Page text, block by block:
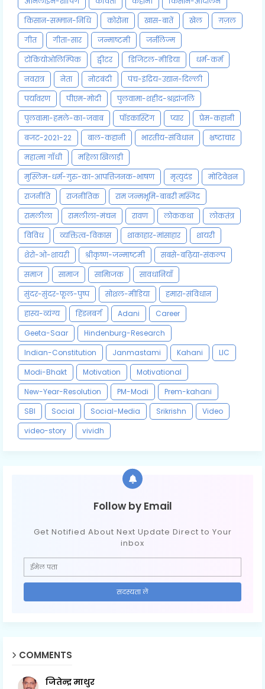
किसान-सम्मान-निधि
कोरोना खास-बातें खेल
ग़ज़ल
गीत
गीता-सार जन्माष्टमी
जर्नलिज्म
टोकियोओलिम्पिक
ट्वीटर डिजिटल-मीडिया
धर्म-कर्म
नवरात्र
नेता नोटबंदी
पंच-इंद्रिय-उद्यान-दिल्ली
पर्यावरण
पीएम-मोदी
पुलवामा-शहीद-श्रद्धांजलि
पुलवामा-हमले-का-जवाब
पॉडकास्टिंग प्यार
प्रेम-कहानी
बजट-2021-22
बाल-कहानी भारतीय-संविधान
भ्रष्टाचार
महात्मा गाँधी
महिला खिलाड़ी
मुस्लिम-धर्म-गुरु-का-आपत्तिजनक-भाषण
मृत्युदंड
मोटिवेशन
राजनीति
राजनीतिक
राम जन्मभूमि-बाबरी मस्जिद
रामलीला
रामलीला-मंचन रावण लोककथा
लोकतंत्र
विविध
व्यक्तित्व-विकास शाकाहार-मांसाहार
शायरी
शेरो-ओ-शायरी
श्रीकृष्ण-जन्माष्टमी
सबसे-बढ़िया-संकल्प
समाज
सामाज सामािजक
सावधानियाँ
सुंदर-सुंदर-फूल-पुष्प
सोशल-मीडिया
हमारा-संविधान
हास्य-व्यंग्य
हिंडनबर्ग Adani
Career
Geeta-Saar
Hindenburg-Research
Indian-Constitution
Janmastami Kahani
LIC
Modi-Bhakt
Motivation
Motivational
New-Year-Resolution
PM-Modi
Prem-kahani
SBI
Social Social-Media Srikrishn
Video
video-story
vividh
Follow by Email
Get Notified About Next Update Direct to Your
inbox
COMMENTS
जितेन्द्र माथुर